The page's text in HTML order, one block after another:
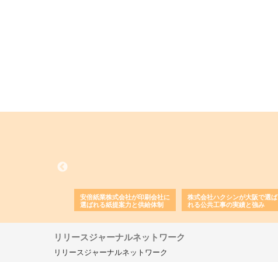
安倍紙業株式会社が印刷会社に
選ばれる紙提案力と供給体制
株式会社ハクシンが大阪で選ば
れる公共工事の実績と強み
リリースジャーナルネットワーク
リリースジャーナルネットワーク